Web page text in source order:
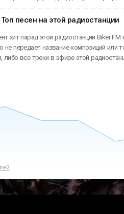
Топ песен на этой радиостанции
хит парад этой радиостанции Biker FM
передает название композиций или
все треки в эфире этой